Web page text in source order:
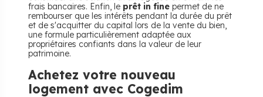
frais bancaires. Enfin, le prêt in fine permet de ne
rembourser que les intérêts pendant la durée du prêt
et de s'acquitter du capital lors de la vente du bien,
une formule particulièrement adaptée aux
propriétaires confiants dans la valeur de leur
patrimoine.
Achetez votre nouveau
logement avec Cogedim